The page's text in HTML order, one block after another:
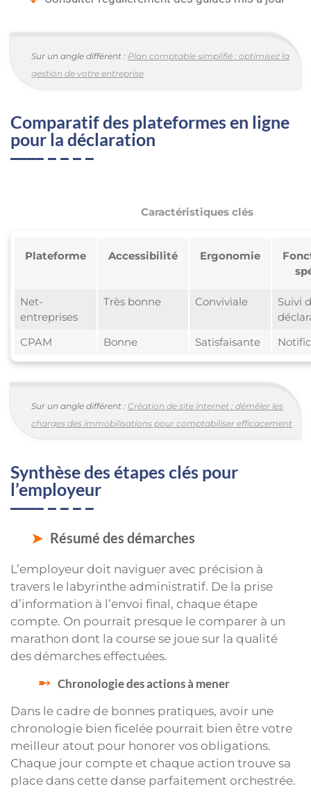
Sur un angle différent : Plan comptable simplifié : optimisez la
gestion de votre entreprise
Comparatif des plateformes en ligne
pour la déclaration
Caractéristiques clés
Plateforme Accessibilité Ergonomie
Net-
entreprises
Très bonne Conviviale
Suivi
CPAM
Bonne Satisfaisante
Sur un angle différent : Création de site internet : démêler les
charges des immobilisations pour comptabiliser efficacement
Synthèse des étapes clés pour
l’employeur
Résumé des démarches
L’employeur doit naviguer avec précision à
travers le labyrinthe administratif. De la prise
d’information à l’envoi final, chaque étape
compte. On pourrait presque le comparer à un
marathon dont la course se joue sur la qualité
des démarches effectuées.
Chronologie des actions à mener
Dans le cadre de bonnes pratiques, avoir une
chronologie bien ficelée pourrait bien être votre
meilleur atout pour honorer vos obligations.
Chaque jour compte et chaque action trouve sa
place dans cette danse parfaitement orchestrée.